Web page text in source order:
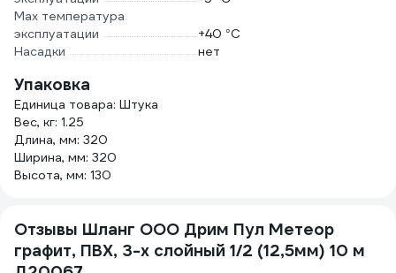
Мах температура
эксплуатации
+40 °С
Насадки
нет
Упаковка
Единица товара: Штука
Вес, кг: 1.25
Длина, мм: 320
Ширина, мм: 320
Высота, мм: 130
Отзывы Шланг ООО Дрим Пул Метеор
графит, ПВХ, 3-х слойный 1/2 (12,5мм) 10 м